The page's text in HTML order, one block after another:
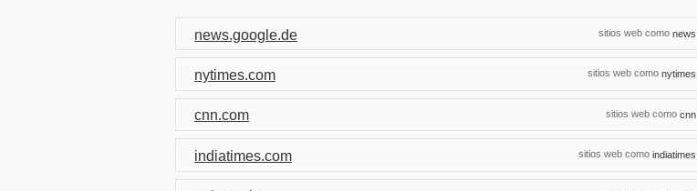
sitios web como news
news.google.de
sitios web como nytimes
nytimes.com
sitios web como cnn
cnn.com
sitios web como indiatimes
indiatimes.com